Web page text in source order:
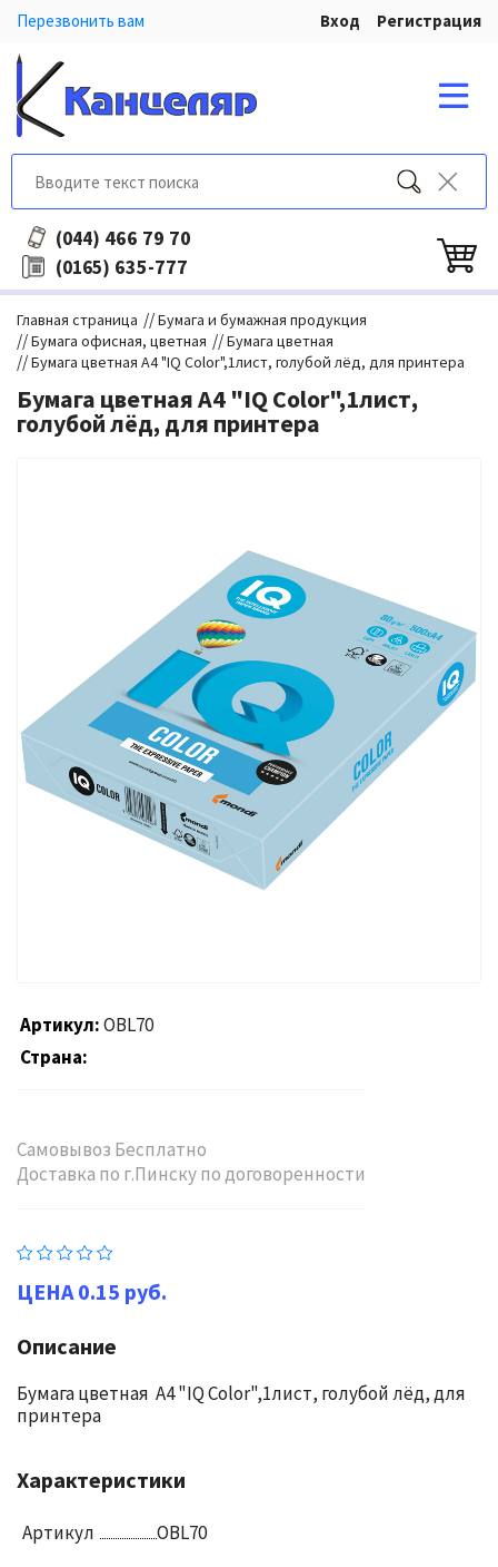
Перезвонить вам Вход Регистрация
(044) 466 79 70
(0165) 635-777
Главная страница //Бумага и бумажная продукция
//Бумага офисная, цветная //Бумага цветная
//Бумага цветная А4 "IQ Color",1лист, голубой лёд, для принтера
Бумага цветная А4 "IQ Color",1лист,
голубой лёд, для принтера
Артикул OBL70
Страна
Самовывоз Бесплатно
Доставка по г.Пинску по договоренности
0.15 руб.
Описание
Бумага цветная А4 "IQ Color",1лист, голубой лёд, для
принтера
Характеристики
Артикул OBL70